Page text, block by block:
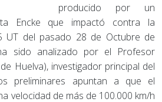
producido por un
Encke que impactó contra la
UT del pasado 28 de Octubre de
sido analizado por el Profesor
Huelva), investigador principal del
preliminares apuntan a que el
velocidad de más de 100.000 km/h